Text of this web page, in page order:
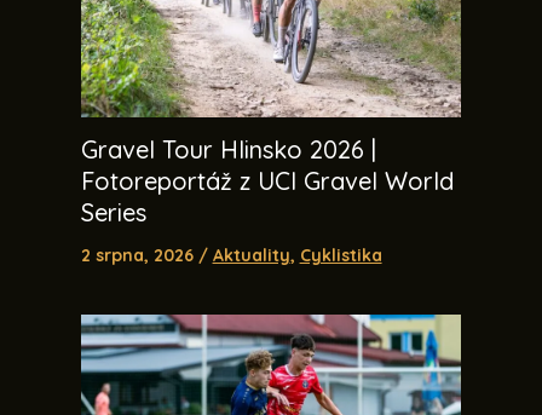
Gravel Tour Hlinsko 2026 |
Fotoreportáž z UCI Gravel World
Series
2 srpna, 2026 / Aktuality, Cyklistika